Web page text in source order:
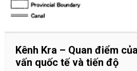
Kênh Kra – Quan điểm
vấn quốc tế và tiến độ